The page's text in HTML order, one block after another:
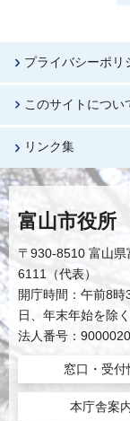
プライバシーポリ
このサイトについ
リンク集
富山市役所
〒930-8510 富山
6111（代表）
開庁時間：午前8
日、年末年始を除く
法人番号：
窓口・受付
本庁舎案